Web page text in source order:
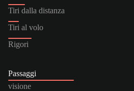
Tiri dalla distanza
Tiri al volo
Rigori
Passaggi
visione